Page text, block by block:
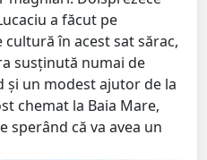
a făcut pe
în acest sat sărac,
susţinută numai de
un modest ajutor de la
chemat la Baia Mare,
sperând că va avea un